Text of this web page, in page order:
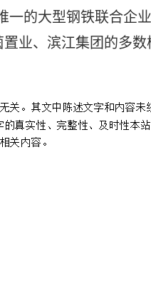
一的大型钢铁联合企
业、滨江集团的多数